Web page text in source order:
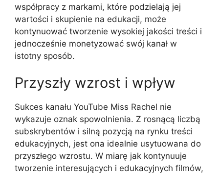
współpracy z markami, które podzielają jej
wartości i skupienie na edukacji, może
kontynuować tworzenie wysokiej jakości treści i
jednocześnie monetyzować swój kanał w
istotny sposób.
Przyszły wzrost i wpływ
Sukces kanału YouTube Miss Rachel nie
wykazuje oznak spowolnienia. Z rosnącą liczbą
subskrybentów i silną pozycją na rynku treści
edukacyjnych, jest ona idealnie usytuowana do
przyszłego wzrostu. W miarę jak kontynuuje
tworzenie interesujących i edukacyjnych filmów,